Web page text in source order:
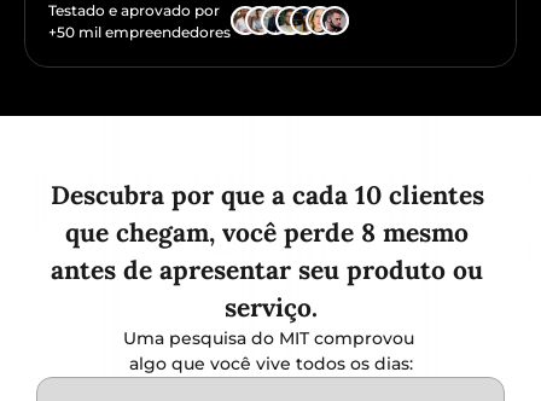
Testado e aprovado por
+50 mil empreendedores
Descubra por que a cada 10 clientes
que chegam, você perde 8 mesmo
antes de apresentar seu produto ou
serviço.
Uma pesquisa do MIT comprovou
algo que você vive todos os dias: